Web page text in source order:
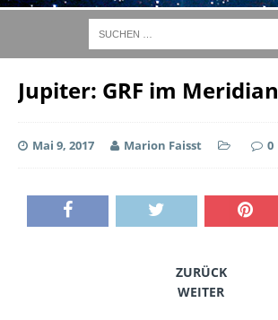
Jupiter: GRF im Meridian
Mai 9, 2017 Marion Faisst 0
ZURÜCK
WEITER